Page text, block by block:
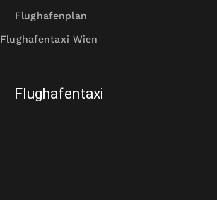
Flughafenplan
Flughafentaxi Wien
Flughafentaxi